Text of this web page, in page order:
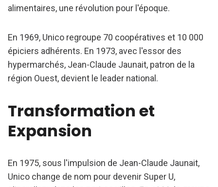
alimentaires, une révolution pour l'époque.
En 1969, Unico regroupe 70 coopératives et 10 000
épiciers adhérents. En 1973, avec l'essor des
hypermarchés, Jean-Claude Jaunait, patron de la
région Ouest, devient le leader national.
Transformation et
Expansion
En 1975, sous l'impulsion de Jean-Claude Jaunait,
Unico change de nom pour devenir Super U,